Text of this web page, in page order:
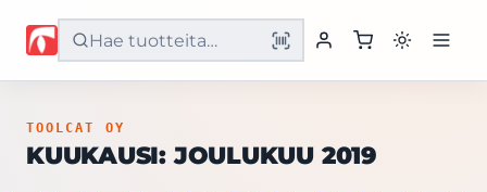
Etusivu
TOOLCAT OY
KUUKAUSI:JOULUKUU 2019